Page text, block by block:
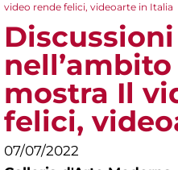
Tu sei qui
video rende felici, videoarte in Italia
mostra Il
felici,
07/07/2022